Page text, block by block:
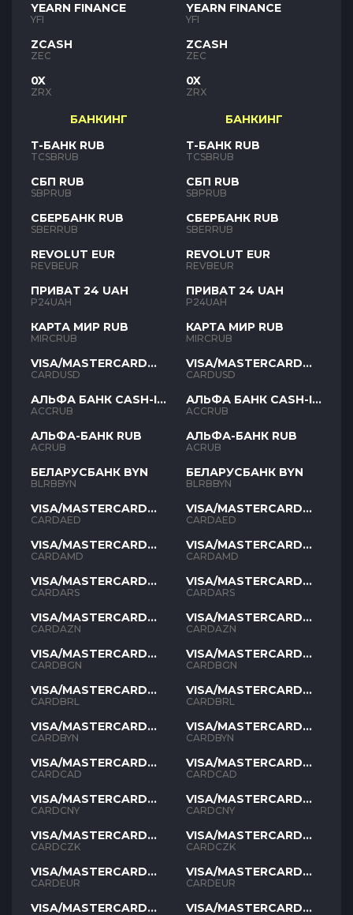
YEARN FINANCE
YFI
ZCASH
ZEC
0X
ZRX
БАНКИНГ
Т-БАНК RUB
TCSBRUB
СБП RUB
SBPRUB
СБЕРБАНК RUB
SBERRUB
REVOLUT EUR
REVBEUR
ПРИВАТ 24 UAH
P24UAH
КАРТА МИР RUB
MIRCRUB
VISA/MASTERCARD
USD
CARDUSD
АЛЬФА БАНК CASH-IN
RUB
ACCRUB
АЛЬФА-БАНК RUB
ACRUB
БЕЛАРУСБАНК BYN
BLRBBYN
VISA/MASTERCARD
AED
CARDAED
VISA/MASTERCARD
AMD
CARDAMD
VISA/MASTERCARD
ARS
CARDARS
VISA/MASTERCARD
AZN
CARDAZN
VISA/MASTERCARD
BGN
CARDBGN
VISA/MASTERCARD
BRL
CARDBRL
VISA/MASTERCARD
BYN
CARDBYN
VISA/MASTERCARD
CAD
CARDCAD
VISA/MASTERCARD
CNY
CARDCNY
VISA/MASTERCARD
CZK
CARDCZK
VISA/MASTERCARD
EUR
CARDEUR
VISA/MASTERCARD
YEARN FINANCE
YFI
ZCASH
ZEC
0X
ZRX
БАНКИНГ
Т-БАНК RUB
TCSBRUB
СБП RUB
SBPRUB
СБЕРБАНК RUB
SBERRUB
REVOLUT EUR
REVBEUR
ПРИВАТ 24 UAH
P24UAH
КАРТА МИР RUB
MIRCRUB
VISA/MASTERCARD
USD
CARDUSD
АЛЬФА БАНК CASH-IN
RUB
ACCRUB
АЛЬФА-БАНК RUB
ACRUB
БЕЛАРУСБАНК BYN
BLRBBYN
VISA/MASTERCARD
AED
CARDAED
VISA/MASTERCARD
AMD
CARDAMD
VISA/MASTERCARD
ARS
CARDARS
VISA/MASTERCARD
AZN
CARDAZN
VISA/MASTERCARD
BGN
CARDBGN
VISA/MASTERCARD
BRL
CARDBRL
VISA/MASTERCARD
BYN
CARDBYN
VISA/MASTERCARD
CAD
CARDCAD
VISA/MASTERCARD
CNY
CARDCNY
VISA/MASTERCARD
CZK
CARDCZK
VISA/MASTERCARD
EUR
CARDEUR
VISA/MASTERCARD